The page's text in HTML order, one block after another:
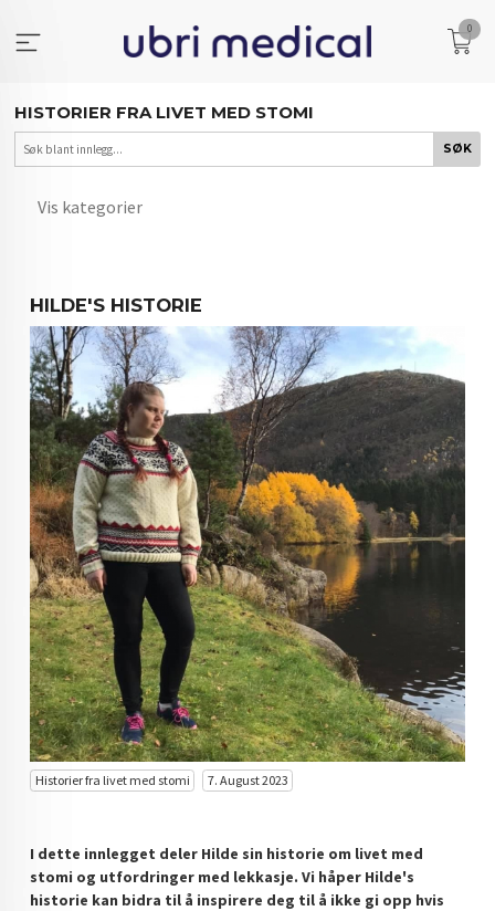
innholdet
0
HISTORIER FRA LIVET MED STOMI
Vis kategorier
ERFARINGER FRA HVERDAGEN
HILDE'S HISTORIE
Historier fra livet med stomi 7. August 2023
I dette innlegget deler Hilde sin historie om livet med
stomi og utfordringer med lekkasje. Vi håper Hilde's
historie kan bidra til å inspirere deg til å ikke gi opp hvis